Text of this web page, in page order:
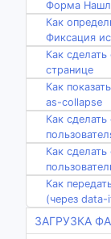
Форма
Как
Фиксация
Как
странице
Как
as-collapse
Как
Как
Как
(через data-
ЗАГРУЗКА